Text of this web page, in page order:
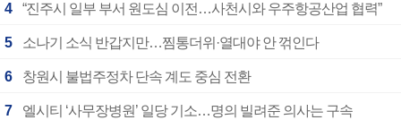
4 “진주시 일부 부서 원도심 이전…사천시와 우주항공산업 협력”
5 소나기 소식 반갑지만…찜통더위·열대야 안 꺾인다
6 창원시 불법주정차 단속 계도 중심 전환
7 엘시티 ‘사무장병원’ 일당 기소…명의 빌려준 의사는 구속